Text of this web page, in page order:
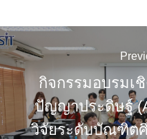
กิจกรรมอบรมเ
ปัญญาประดิษฐ์
วิจัยระดับบัณฑิตศึ